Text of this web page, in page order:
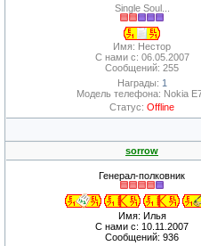
Single Soul...
Имя: Нестор
С нами с: 06.05.2007
Сообщений: 255
Награды: 1
Модель телефона: Nokia
Статус: Offline
sorrow
Генерал-полковник
Имя: Илья
С нами с: 10.11.2007
Сообщений: 936